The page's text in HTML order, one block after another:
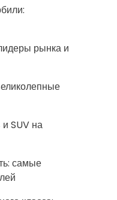
рынка и
SUV на
самые